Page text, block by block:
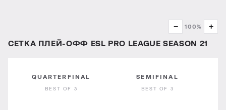
− 100% +
СЕТКА ПЛЕЙ-ОФФ ESL PRO LEAGUE SEASON 21
QUARTERFINAL
BEST OF 3
SEMIFINAL
BEST OF 3